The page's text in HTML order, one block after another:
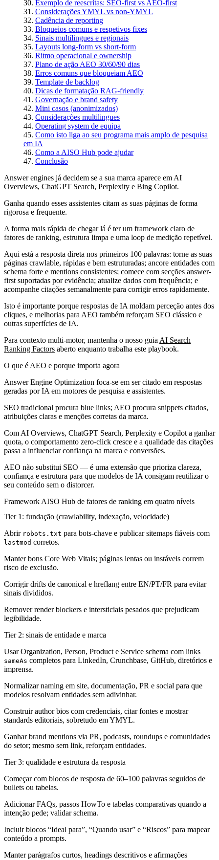
Exemplo de reescritas: SEO-first vs AEO-first
Considerações YMYL vs non-YMYL
Cadência de reporting
Bloqueios comuns e respetivos fixes
Sinais multilingues e regionais
Layouts long-form vs short-form
Ritmo operacional e ownership
Plano de ação AEO 30/60/90 dias
Erros comuns que bloqueiam AEO
Template de backlog
Dicas de formatação RAG-friendly
Governação e brand safety
Mini casos (anonimizados)
Considerações multilingues
Operating system de equipa
Como isto liga ao seu programa mais amplo de pesquisa
em IA
Como a AISO Hub pode ajudar
Conclusão
Answer engines já decidem se a sua marca aparece em AI
Overviews, ChatGPT Search, Perplexity e Bing Copilot.
Ganha quando esses assistentes citam as suas páginas de forma
rigorosa e frequente.
A forma mais rápida de chegar lá é ter um framework claro de
fatores de ranking, estrutura limpa e uma loop de medição repetível.
Aqui está a resposta direta nos primeiros 100 palavras: torne as suas
páginas crawlable, rápidas e bem estruturadas; ancore entidades com
schema forte e mentions consistentes; comece com secções answer-
first suportadas por evidência; atualize dados com frequência; e
acompanhe citações semanalmente para corrigir erros rapidamente.
Isto é importante porque respostas de IA moldam perceção antes dos
cliques, e melhorias para AEO também reforçam SEO clássico e
outras superfícies de IA.
Para contexto multi-motor, mantenha o nosso guia AI Search
Ranking Factors aberto enquanto trabalha este playbook.
O que é AEO e porque importa agora
Answer Engine Optimization foca-se em ser citado em respostas
geradas por IA em motores de pesquisa e assistentes.
SEO tradicional procura blue links; AEO procura snippets citados,
atribuições claras e menções corretas da marca.
Com AI Overviews, ChatGPT Search, Perplexity e Copilot a ganhar
quota, o comportamento zero-click cresce e a qualidade das citações
passa a influenciar confiança na marca e conversões.
AEO não substitui SEO — é uma extensão que prioriza clareza,
confiança e estrutura para que modelos de IA consigam reutilizar o
seu conteúdo sem o distorcer.
Framework AISO Hub de fatores de ranking em quatro níveis
Tier 1: fundação (crawlability, indexação, velocidade)
Abrir robots.txt para bots-chave e publicar sitemaps fiáveis com
lastmod corretos.
Manter bons Core Web Vitals; páginas lentas ou instáveis correm
risco de exclusão.
Corrigir drifts de canonical e hreflang entre EN/PT/FR para evitar
sinais divididos.
Remover render blockers e intersticiais pesados que prejudicam
legibilidade.
Tier 2: sinais de entidade e marca
Usar Organization, Person, Product e Service schema com links
sameAs completos para LinkedIn, Crunchbase, GitHub, diretórios e
imprensa.
Normalizar naming em site, documentação, PR e social para que
modelos resolvam entidades sem adivinhar.
Construir author bios com credenciais, citar fontes e mostrar
standards editoriais, sobretudo em YMYL.
Ganhar brand mentions via PR, podcasts, roundups e comunidades
do setor; mesmo sem link, reforçam entidades.
Tier 3: qualidade e estrutura da resposta
Começar com blocos de resposta de 60–100 palavras seguidos de
bullets ou tabelas.
Adicionar FAQs, passos HowTo e tabelas comparativas quando a
intenção pede; validar schema.
Incluir blocos “Ideal para”, “Quando usar” e “Riscos” para mapear
conteúdo a prompts.
Manter parágrafos curtos, headings descritivos e afirmações